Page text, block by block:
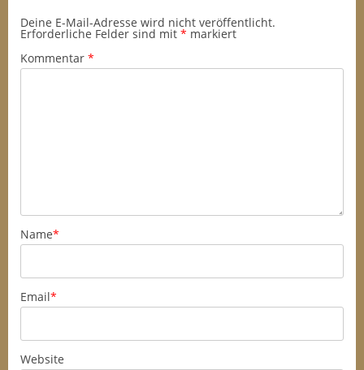
Deine E-Mail-Adresse wird nicht veröffentlicht.
Erforderliche Felder sind mit * markiert
Kommentar *
Name*
Email*
Website